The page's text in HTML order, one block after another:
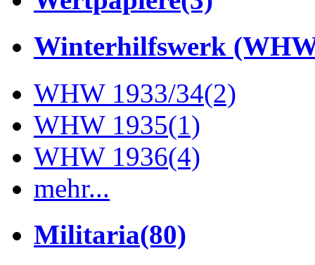
Winterhilfswerk
WHW 1933/34(2)
WHW 1935(1)
WHW 1936(4)
mehr...
Militaria(80)